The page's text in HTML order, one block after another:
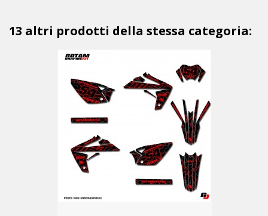
13 altri prodotti della stessa categoria: